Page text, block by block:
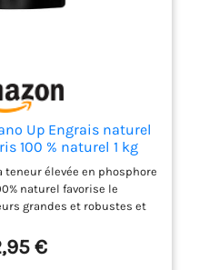
Up Engrais naturel
100 % naturel 1 kg
chaux dolomite pour
écologique
substrat et
teneur élevée en phosphore
naturel favorise le
grandes et robustes et
Offre une nutrition
intensifie la production,
€